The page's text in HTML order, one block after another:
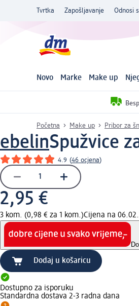
Tvrtka Zapošljavanje Odnosi
Novo Marke Make up
Početna Make up Pribor za
ebelinSpužvice
4.9 (46 ocjena)
2,95 €
3 kom. (0,98 € za 1 kom.)Cijena na
Dodaj u košaricu
Dostupno za isporuku
Standardna dostava 2-3 radna dana